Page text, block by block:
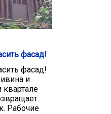
фасад!
фасад!
и
Рабочие